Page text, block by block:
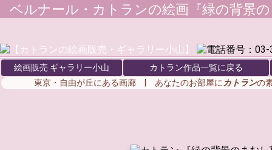
ベルナール・カトランの絵画『緑の背景
絵画販売 ギャラリー小山
カトラン作品一覧に戻る
東京・自由が丘にある画廊 | あなたのお部屋に カトランの